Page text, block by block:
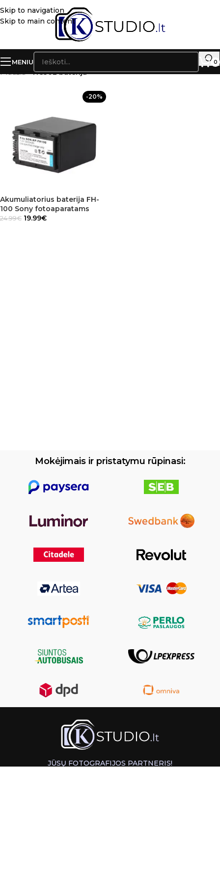
Skip to navigation
Skip to main content
MENIU 0
Pradžia»HC30L baterija
-20%
Akumuliatorius baterija FH-
100 Sony fotoaparatams
24.99€ 19.99€
Mokėjimais ir pristatymu rūpinasi:
JŪSŲ FOTOGRAFIJOS PARTNERIS!